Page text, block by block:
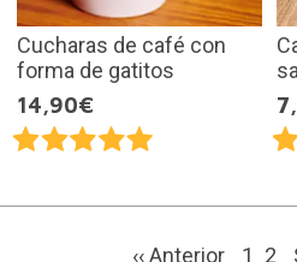
Cucharas de café con
forma de gatitos
14,90€
‹‹ Anterior 1 2